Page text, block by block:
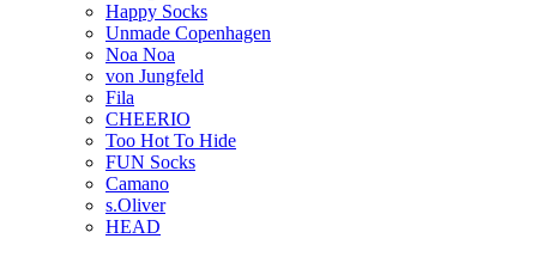
Happy Socks
Unmade Copenhagen
Noa Noa
von Jungfeld
Fila
CHEERIO
Too Hot To Hide
FUN Socks
Camano
s.Oliver
HEAD